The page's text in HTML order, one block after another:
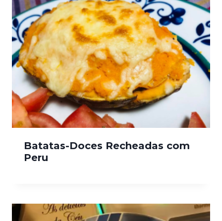
Batatas-Doces Recheadas com
Peru